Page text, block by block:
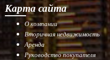
Карта сайта
О компании
Вторичная недвижимость
Аренда
Руководство покупателя